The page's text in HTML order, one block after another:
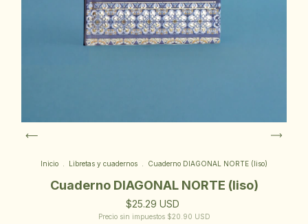
Inicio Libretas y cuadernos Cuaderno DIAGONAL NORTE (liso)
Cuaderno DIAGONAL NORTE (liso)
$25.29 USD
Precio sin impuestos $20.90 USD